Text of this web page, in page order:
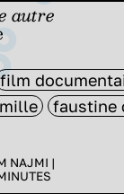
autre
film
faustine
NAJMI |